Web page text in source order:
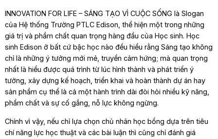
INNOVATION FOR LIFE – SÁNG TẠO VÌ CUỘC SỐNG là Slogan
của Hệ thống Trường PTLC Edison, thể hiện một trong những
giá trị và phẩm chất quan trọng hàng đầu của Học sinh. Học
sinh Edison ở bất cứ bậc học nào đều hiểu rằng Sáng tạo không
chỉ là những ý tưởng mới mẻ, truyền cảm hứng; mà quan trọng
nhất là hiểu được quá trình từ lúc hình thành và phát triển ý
tưởng, xây dựng kế hoạch, triển khai và hoàn thành dự án hay
sản phẩm cụ thể là cả một hành trình dài đòi hỏi nhiều kỹ năng,
phẩm chất và sự cố gắng, nỗ lực không ngừng.
Chính vì vậy, nếu chỉ lựa chọn chủ nhân học bổng dựa trên tiêu
chí năng lực học thuật và các bài luận thì cũng chỉ đánh giá